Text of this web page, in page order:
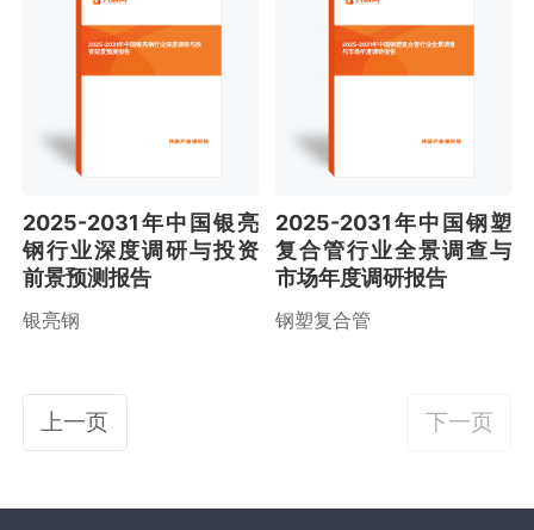
2025-2031年中国银亮钢行业深度调研与投
资前景预测报告
2025-2031年中国银亮
钢行业深度调研与投资
前景预测报告
银亮钢
2025-2031年中国钢塑复合管行业全景调查
与市场年度调研报告
2025-2031年中国钢塑
复合管行业全景调查与
市场年度调研报告
钢塑复合管
上一页 下一页